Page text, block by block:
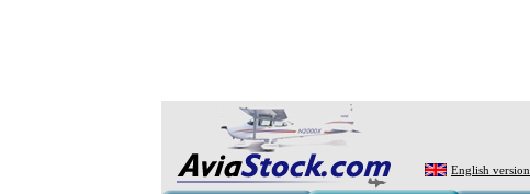
English version